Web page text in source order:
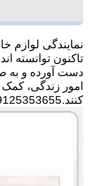
نمایندگی
تاکنون توانسته
دست آورده و به
امور زندگی، کمک
کنند.09125353655 آقای هاشمی